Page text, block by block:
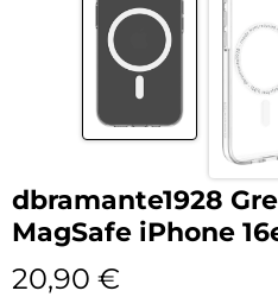
dbramante1928
MagSafe iPhone
20,90 €